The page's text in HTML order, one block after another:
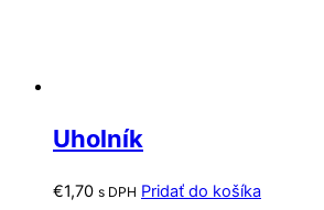
Uholník
€1,70 s DPH Pridať do košíka